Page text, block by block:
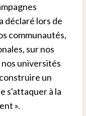
déclaré lors de
communautés,
sur nos
nos universités
un
s'attaquer à la
».